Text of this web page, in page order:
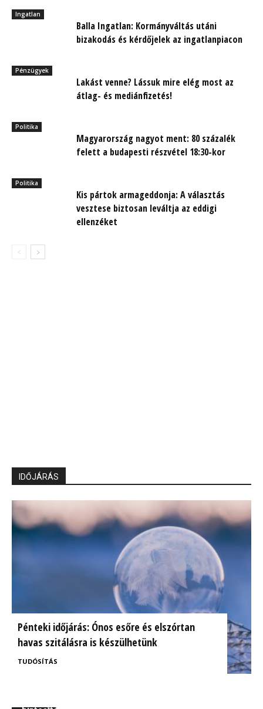
Ingatlan
Balla Ingatlan: Kormányváltás utáni
bizakodás és kérdőjelek az ingatlanpiacon
Pénzügyek
Lakást venne? Lássuk mire elég most az
átlag- és mediánfizetés!
Politika
Magyarország nagyot ment: 80 százalék
felett a budapesti részvétel 18:30-kor
Politika
Kis pártok armageddonja: A választás
vesztese biztosan leváltja az eddigi
ellenzéket
IDŐJÁRÁS
Pénteki időjárás: Ónos esőre és elszórtan
havas szitálásra is készülhetünk
TUDÓSÍTÁS